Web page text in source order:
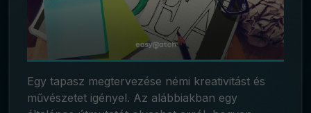
Egy tapasz megtervezése némi kreativitást és
művészetet igényel. Az alábbiakban egy